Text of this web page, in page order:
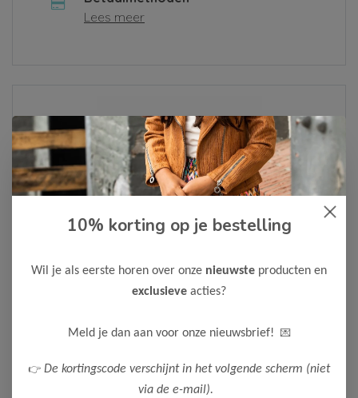
Lees meer
Over ons
Lees meer
Als je een klacht hebt of een vraag, vul dan alsjeblieft het
Whatsapp. We zullen je bericht zo snel mogelijk
Neem contact op
10% korting op je bestelling
Wil je als eerste horen over onze nieuwste producten en
exclusieve acties?
Meld je dan aan voor onze nieuwsbrief! 💌
👉 De kortingscode verschijnt in het volgende scherm (niet
via de e-mail).